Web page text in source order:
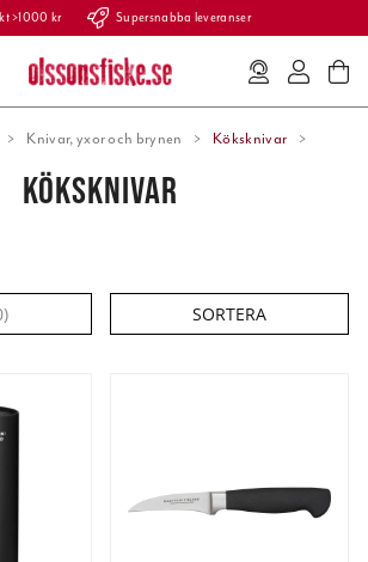
>1000 kr Supersnabba leveranser
Knivar, yxor och brynen Köksknivar
KÖKSKNIVAR
) SORTERA